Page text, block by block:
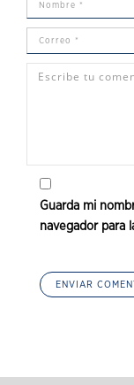
Guarda mi
navegador para